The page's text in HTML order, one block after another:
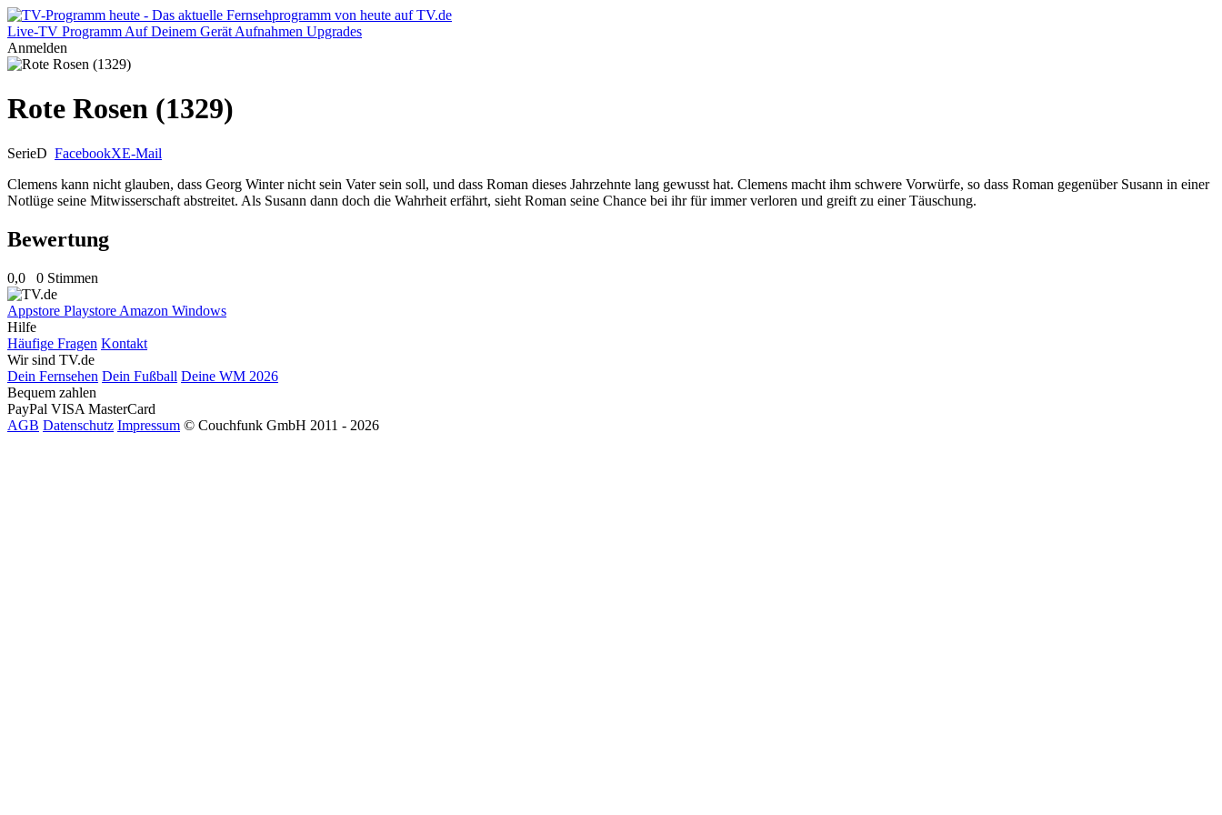
Live-TV Programm Auf Deinem Gerät Aufnahmen Upgrades
Anmelden
Rote Rosen (1329)
SerieD FacebookXE-Mail
Clemens kann nicht glauben, dass Georg Winter nicht sein Vater sein soll, und dass Roman dieses Jahrzehnte lang gewusst hat. Clemens macht ihm schwere Vorwürfe, so dass Roman gegenüber Susann in einer
Notlüge seine Mitwisserschaft abstreitet. Als Susann dann doch die Wahrheit erfährt, sieht Roman seine Chance bei ihr für immer verloren und greift zu einer Täuschung.
Bewertung
0,0 0 Stimmen
Appstore Playstore Amazon Windows
Hilfe
Häufige Fragen Kontakt
Wir sind TV.de
Dein Fernsehen Dein Fußball Deine WM 2026
Bequem zahlen
PayPal VISA MasterCard
AGB Datenschutz Impressum © Couchfunk GmbH 2011 - 2026